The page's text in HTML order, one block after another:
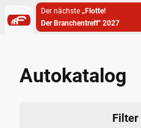
Der nächste
„Flotte!
Der Branchentreff" 2027
Autokatalog
Filter